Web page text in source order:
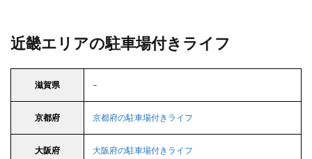
近畿エリアの駐車場付きライフ
滋賀県 –
京都府 京都府の駐車場付きライフ
大阪府 大阪府の駐車場付きライフ